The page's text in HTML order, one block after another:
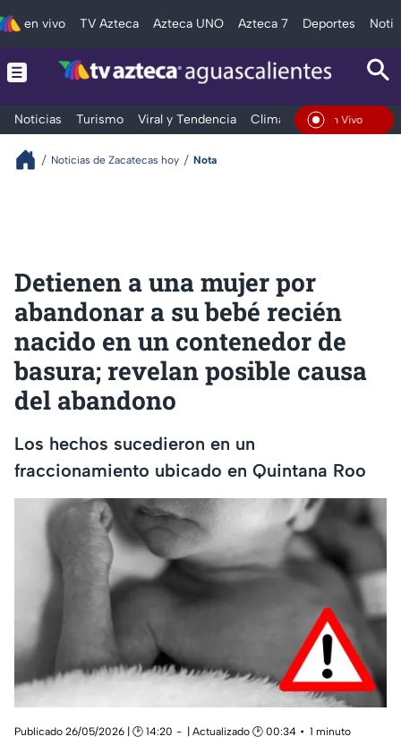
en vivo TV Azteca Azteca UNO Azteca 7 Deportes
Noticias Turismo Viral y Tendencia Clima Deportes
En Vivo
Noticias de Zacatecas hoy Nota
Detienen a una mujer por
abandonar a su bebé recién
nacido en un contenedor de
basura; revelan posible causa
del abandono
Los hechos sucedieron en un
fraccionamiento ubicado en Quintana Roo
Publicado 26/05/2026 | 🕑 14:20 | Actualizado 🕑 00:34
1 minuto